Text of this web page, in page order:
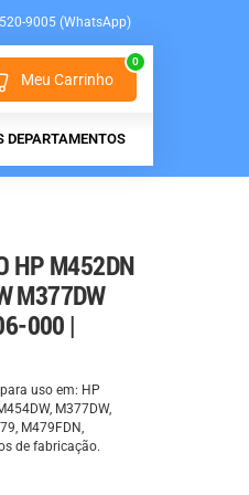
9005 (WhatsApp)
Meu Carrinho
0
DEPARTAMENTOS
HP M452DN
M377DW
000 |
uso em: HP
M377DW,
M479FDN,
de fabricação.